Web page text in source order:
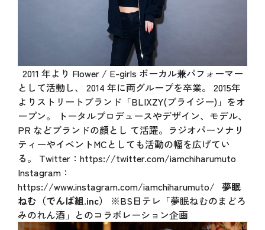
2011 年より Flower / E-girls ボーカル兼パフォーマー
として活動し、 2014 年に両グループを卒業。 2015年
よりストリートブランド「BLIXZY(ブライジー)」をオ
ープン。 トータルプロデュースやデザイン、モデル、
PR などブランドの顔とし て活躍。ラジオパーソナリ
ティーやイベントMCとしても活動の幅を広げてい
る。 Twitter： https://twitter.com/iamchiharumuto
Instagram：
https://www.instagram.com/iamchiharumuto/ 夢眠
ねむ（でんぱ組.inc）
※BS日テレ「夢眠ねむのまどろ
みのれん酒」とのコラボレーション企画